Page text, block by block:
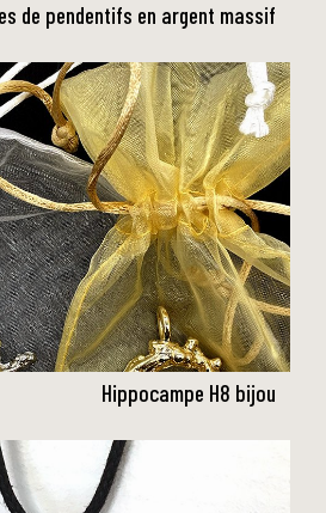
de pendentifs en argent massif
Hippocampe H8 bijou